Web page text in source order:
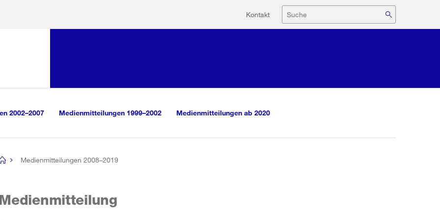
Hilfsnavigation
Kontakt Suche
2002–2007 Medienmitteilungen 1999–2002 Medienmitteilungen ab 2020
Medienmitteilungen 2008–2019